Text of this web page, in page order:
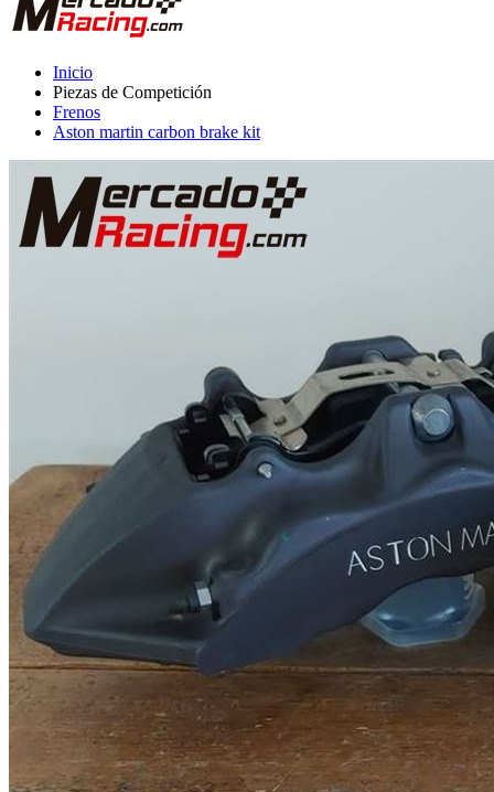
Inicio
Piezas de Competición
Frenos
Aston martin carbon brake kit